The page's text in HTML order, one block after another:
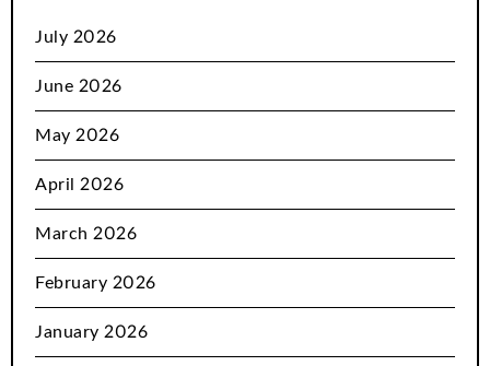
July 2026
June 2026
May 2026
April 2026
March 2026
February 2026
January 2026